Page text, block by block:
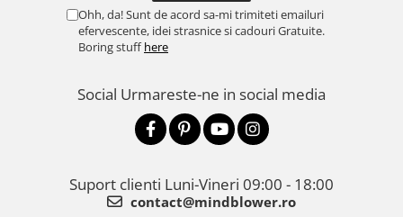
Ohh, da! Sunt de acord sa-mi trimiteti emailuri
efervescente, idei strasnice si cadouri Gratuite.
Boring stuffhere
Social Urmareste-ne in social media
Suport clienti Luni-Vineri 09:00 - 18:00
contact@mindblower.ro